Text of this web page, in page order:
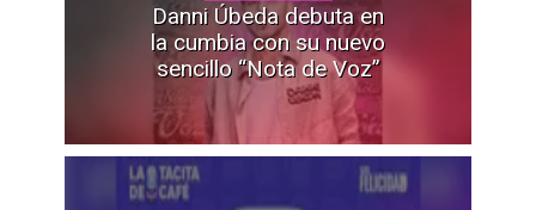
Danni Úbeda debuta en
la cumbia con su nuevo
sencillo “Nota de Voz”